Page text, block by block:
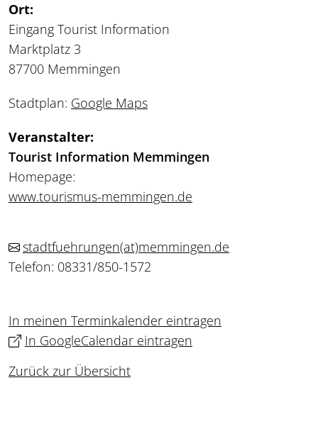
Ort:
Eingang Tourist Information
Marktplatz 3
87700 Memmingen
Stadtplan: Google Maps
Veranstalter:
Tourist Information Memmingen
Homepage:
www.tourismus-memmingen.de
stadtfuehrungen(at)memmingen.de
Telefon: 08331/850-1572
In meinen Terminkalender eintragen
In GoogleCalendar eintragen
Zurück zur Übersicht